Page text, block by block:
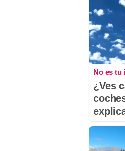
No es tu
¿Ves